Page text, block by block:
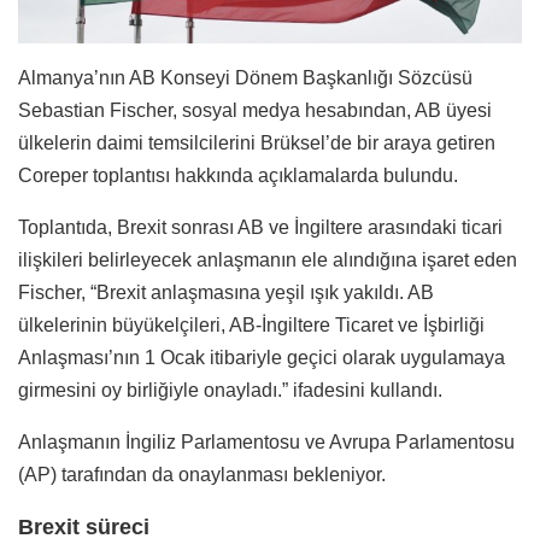
Almanya’nın AB Konseyi Dönem Başkanlığı Sözcüsü
Sebastian Fischer, sosyal medya hesabından, AB üyesi
ülkelerin daimi temsilcilerini Brüksel’de bir araya getiren
Coreper toplantısı hakkında açıklamalarda bulundu.
Toplantıda, Brexit sonrası AB ve İngiltere arasındaki ticari
ilişkileri belirleyecek anlaşmanın ele alındığına işaret eden
Fischer, “Brexit anlaşmasına yeşil ışık yakıldı. AB
ülkelerinin büyükelçileri, AB-İngiltere Ticaret ve İşbirliği
Anlaşması’nın 1 Ocak itibariyle geçici olarak uygulamaya
girmesini oy birliğiyle onayladı.” ifadesini kullandı.
Anlaşmanın İngiliz Parlamentosu ve Avrupa Parlamentosu
(AP) tarafından da onaylanması bekleniyor.
Brexit süreci